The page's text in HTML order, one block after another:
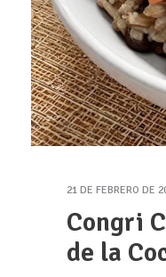
21 DE FEBRERO DE
Congri
de la